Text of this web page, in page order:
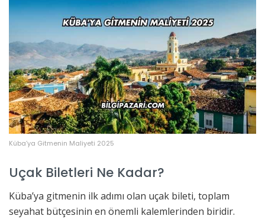
Küba’ya Gitmenin Maliyeti 2025
Uçak Biletleri Ne Kadar?
Küba’ya gitmenin ilk adımı olan uçak bileti, toplam
seyahat bütçesinin en önemli kalemlerinden biridir.